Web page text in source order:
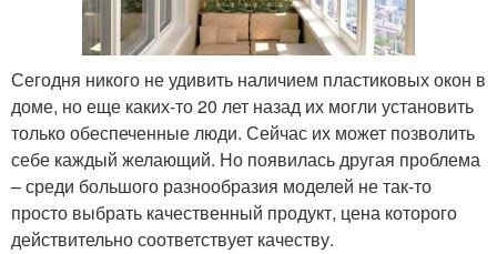
Сегодня никого не удивить наличием пластиковых окон в
доме, но еще каких-то 20 лет назад их могли установить
только обеспеченные люди. Сейчас их может позволить
себе каждый желающий. Но появилась другая проблема
– среди большого разнообразия моделей не так-то
просто выбрать качественный продукт, цена которого
действительно соответствует качеству.